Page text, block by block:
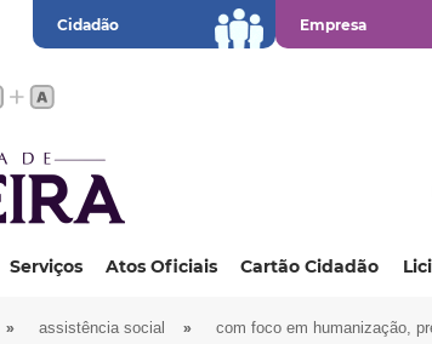
Cidadão Empresa
Serviços Atos Oficiais Cartão Cidadão
» assistência social » com foco em humanização,